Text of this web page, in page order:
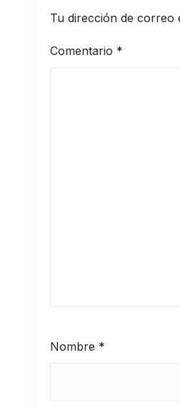
Tu dirección de correo
Comentario *
Nombre *